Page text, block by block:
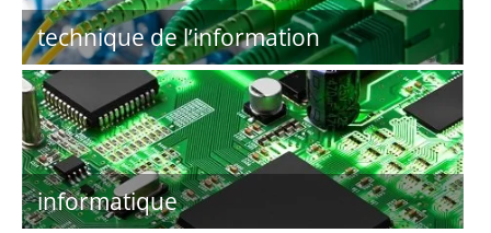
technique de l’information
informatique